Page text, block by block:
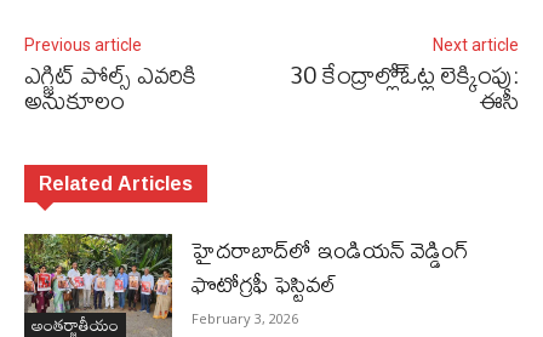
Previous article
ఎగ్జిట్ పోల్స్ ఎవరికి
అనుకూలం
Next article
30 కేంద్రాల్లో్ఓట్ల లెక్కింపు:
ఈసీ
Related Articles
అంతర్జాతీయం
హైదరాబాద్‌లో ఇండియన్ వెడ్డింగ్
ఫొటోగ్రఫీ ఫెస్టివల్
February 3, 2026